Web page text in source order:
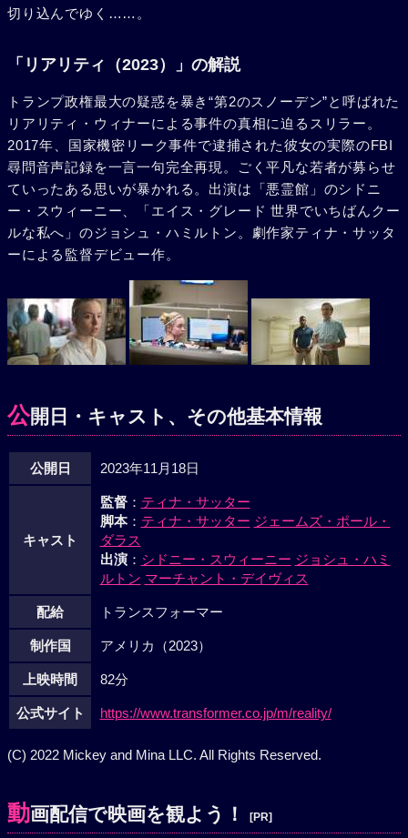
切り込んでゆく……。
「リアリティ（2023）」の解説
トランプ政権最大の疑惑を暴き“第2のスノーデン”と呼ばれた
リアリティ・ウィナーによる事件の真相に迫るスリラー。
2017年、国家機密リーク事件で逮捕された彼女の実際のFBI
尋問音声記録を一言一句完全再現。ごく平凡な若者が募らせ
ていったある思いが暴かれる。出演は「悪霊館」のシドニ
ー・スウィーニー、「エイス・グレード 世界でいちばんクー
ルな私へ」のジョシュ・ハミルトン。劇作家ティナ・サッタ
ーによる監督デビュー作。
公開日・キャスト、その他基本情報
公開日 2023年11月18日
キャスト
監督： ティナ・サッター
脚本： ティナ・サッター ジェームズ・ポール・
ダラス
出演： シドニー・スウィーニー ジョシュ・ハミ
ルトン マーチャント・デイヴィス
配給 トランスフォーマー
制作国 アメリカ（2023）
上映時間 82分
公式サイト https://www.transformer.co.jp/m/reality/
(C) 2022 Mickey and Mina LLC. All Rights Reserved.
動画配信で映画を観よう！ [PR]